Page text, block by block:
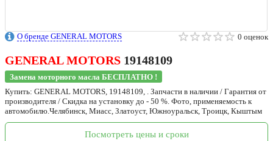
О бренде GENERAL MOTORS 0 оценок
GENERAL MOTORS 19148109
Замена моторного масла БЕСПЛАТНО !
Купить: GENERAL MOTORS, 19148109, . Запчасти в наличии / Гарантия от
производителя / Скидка на установку до - 50 %. Фото, применяемость к
автомобилю.Челябинск, Миасс, Златоуст, Южноуральск, Троицк, Кыштым
Посмотреть цены и сроки